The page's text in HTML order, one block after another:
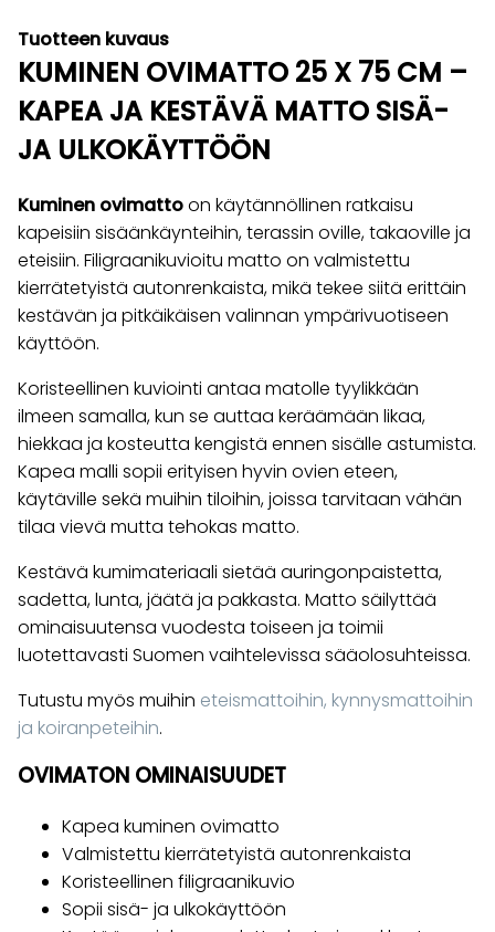
Tuotteen kuvaus
KUMINEN OVIMATTO 25 X 75 CM –
KAPEA JA KESTÄVÄ MATTO SISÄ-
JA ULKOKÄYTTÖÖN
Kuminen ovimattoon käytännöllinen ratkaisu
kapeisiin sisäänkäynteihin, terassin oville, takaoville ja
eteisiin. Filigraanikuvioitu matto on valmistettu
kierrätetyistä autonrenkaista, mikä tekee siitä erittäin
kestävän ja pitkäikäisen valinnan ympärivuotiseen
käyttöön.
Koristeellinen kuviointi antaa matolle tyylikkään
ilmeen samalla, kun se auttaa keräämään likaa,
hiekkaa ja kosteutta kengistä ennen sisälle astumista.
Kapea malli sopii erityisen hyvin ovien eteen,
käytäville sekä muihin tiloihin, joissa tarvitaan vähän
tilaa vievä mutta tehokas matto.
Kestävä kumimateriaali sietää auringonpaistetta,
sadetta, lunta, jäätä ja pakkasta. Matto säilyttää
ominaisuutensa vuodesta toiseen ja toimii
luotettavasti Suomen vaihtelevissa sääolosuhteissa.
Tutustu myös muihin eteismattoihin, kynnysmattoihin
ja koiranpeteihin.
OVIMATON OMINAISUUDET
Kapea kuminen ovimatto
Valmistettu kierrätetyistä autonrenkaista
Koristeellinen filigraanikuvio
Sopii sisä- ja ulkokäyttöön